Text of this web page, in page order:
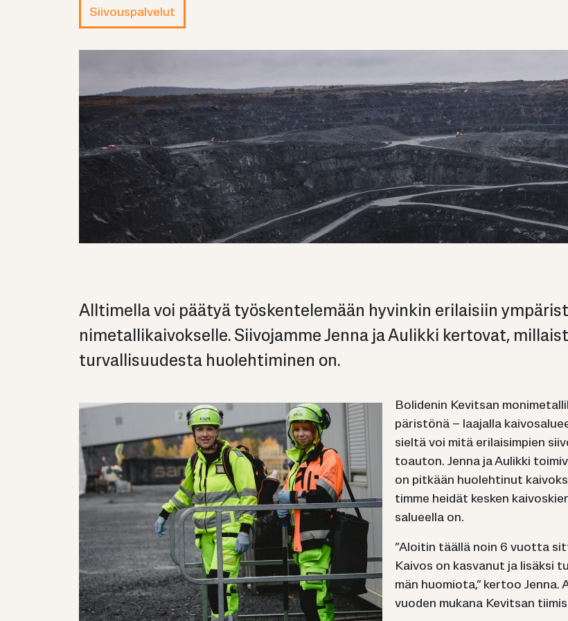
Sii­vous­pal­ve­lut
All­ti­mel­la voi pää­tyä työs­ken­te­le­mään hy­vin­kin eri­lai­siin
ni­me­tal­li­kai­vok­sel­le. Sii­vo­jam­me Jenna ja Au­lik­ki ker­to­vat,
tur­val­li­suu­des­ta huo­leh­ti­mi­nen on.
Bo­li­de­nin Ke­vit­san
pä­ris­tö­nä – laa­jal­la
siel­tä voi mitä eri­lai­sim­pien
toau­ton. Jenna ja Au­lik­ki
on pit­kään huo­leh­ti­nut
tim­me hei­dät kes­ken
sa­lu­eel­la on.
”Aloi­tin tääl­lä noin 6 vuot­ta
Kai­vos on kas­va­nut ja li­säk­si
män huo­mio­ta,” ker­too
vuo­den mu­ka­na Ke­vit­san